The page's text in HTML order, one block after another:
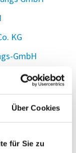
Über Cookies
für Sie zu
KG
GmbH
KG
KG